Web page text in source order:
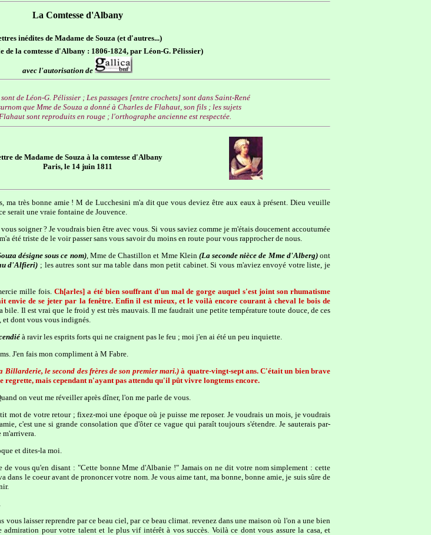
La Comtesse d'Albany
inédites de Madame de Souza (et d'autres...)
de la comtesse d'Albany : 1806-1824, par Léon-G. Pélissier)
avec l'autorisation de
de Léon-G. Pélissier ; Les passages [entre crochets] sont dans Saint-René
que Mme de Souza a donné à Charles de Flahaut, son fils ; les sujets
sont reproduits en rouge ; l'orthographe ancienne est respectée.
de Madame de Souza à la comtesse d'Albany
Paris, le 14 juin 1811
ma très bonne amie ! M de Lucchesini m'a dit que vous deviez être aux eaux à présent. Dieu veuille
serait une vraie fontaine de Jouvence.
soigner ? Je voudrais bien être avec vous. Si vous saviez comme je m'étais doucement accoutumée
été triste de le voir passer sans vous savoir du moins en route pour vous rapprocher de nous.
désigne sous ce nom), Mme de Chastillon et Mme Klein (La seconde nièce de Mme d'Alberg)ont
d'Alfieri) ; les autres sont sur ma table dans mon petit cabinet. Si vous m'aviez envoyé votre liste, je
mille fois. Ch[arles] a été bien souffrant d'un mal de gorge auquel s'est joint son rhumatisme
envie de se jeter par la fenêtre. Enfin il est mieux, et le voilà encore courant à cheval le bois de
bile. Il est vrai que le froid y est très mauvais. Il me faudrait une petite température toute douce, de ces
, et dont vous vous indignés.
à ravir les esprits forts qui ne craignent pas le feu ; moi j'en ai été un peu inquiette.
J'en fais mon compliment à M Fabre.
Billarderie, le second des frères de son premier mari.)à quatre-vingt-sept ans. C'était un bien brave
regrette, mais cependant n'ayant pas attendu qu'il pût vivre longtems encore.
on veut me réveiller après dîner, l'on me parle de vous.
mot de votre retour ; fixez-moi une époque où je puisse me reposer. Je voudrais un mois, je voudrais
c'est une si grande consolation que d'ôter ce vague qui paraît toujours s'étendre. Je sauterais par-
m'arrivera.
et dites-la moi.
vous qu'en disant : "Cette bonne Mme d'Albanie !" Jamais on ne dit votre nom simplement : cette
dans le coeur avant de prononcer votre nom. Je vous aime tant, ma bonne, bonne amie, je suis sûre de
laisser reprendre par ce beau ciel, par ce beau climat. revenez dans une maison où l'on a une bien
pour votre talent et le plus vif intérêt à vos succès. Voilà ce dont vous assure la casa, et